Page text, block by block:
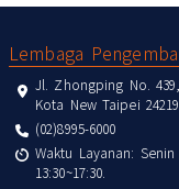
Lembaga
Jl. Zhongping No.
Kota New Taipei 24219
(02)8995-6000
Waktu Layanan:
13:30~17:30.